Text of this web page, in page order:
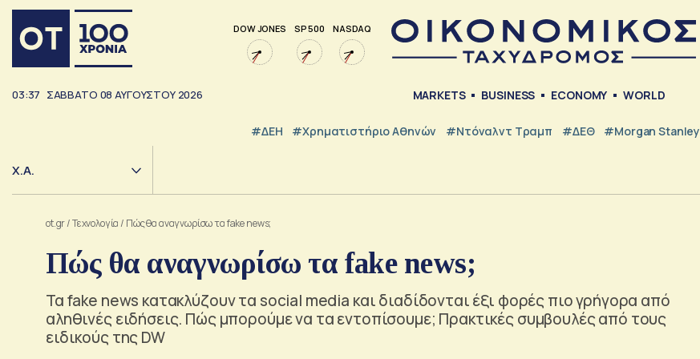
DOW JONES SP 500 NASDAQ
03:37 ΣΑΒΒΑΤΟ 08 ΑΥΓΟΥΣΤΟΥ 2026 MARKETS BUSINESS ECONOMY WORLD
#ΔΕΗ #Χρηματιστήριο Αθηνών #Ντόναλντ Τραμπ #ΔΕΘ #Morgan Stanley
Χ.Α.
ot.gr/Τεχνολογία / Πώς θα αναγνωρίσω τα fake news;
Πώς θα αναγνωρίσω τα fake news;
Τα fake news κατακλύζουν τα social media και διαδίδονται έξι φορές πιο γρήγορα από
αληθινές ειδήσεις. Πώς μπορούμε να τα εντοπίσουμε; Πρακτικές συμβουλές από τους
ειδικούς της DW